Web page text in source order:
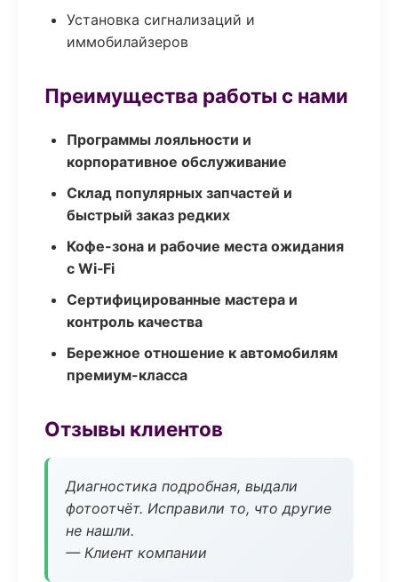
Установка сигнализаций и
иммобилайзеров
Преимущества работы с нами
Программы лояльности и
корпоративное обслуживание
Склад популярных запчастей и
быстрый заказ редких
Кофе-зона и рабочие места ожидания
с Wi‑Fi
Сертифицированные мастера и
контроль качества
Бережное отношение к автомобилям
премиум-класса
Отзывы клиентов
Диагностика подробная, выдали
фотоотчёт. Исправили то, что другие
не нашли.
— Клиент компании